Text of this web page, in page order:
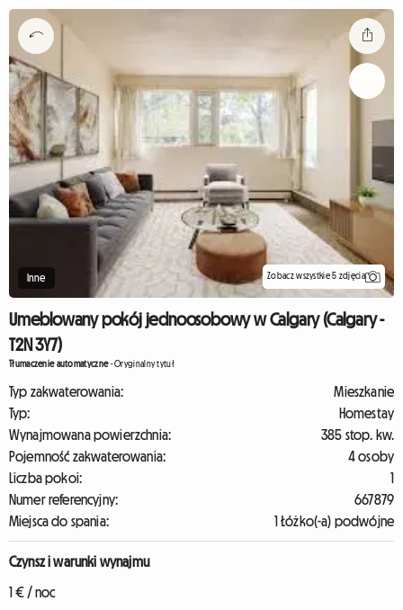
Inne Zobacz wszystkie 5 zdjęcia
Umeblowany pokój jednoosobowy w Calgary (Calgary -
T2N 3Y7)
Tłumaczenie automatyczne-Oryginalny tytuł
Typ zakwaterowania:
Mieszkanie
Typ:
Homestay
Wynajmowana powierzchnia:
385 stop. kw.
Pojemność zakwaterowania:
4 osoby
Liczba pokoi:
1
Numer referencyjny:
667879
Miejsca do spania:
1 Łóżko(-a) podwójne
Czynsz i warunki wynajmu
1 € / noc